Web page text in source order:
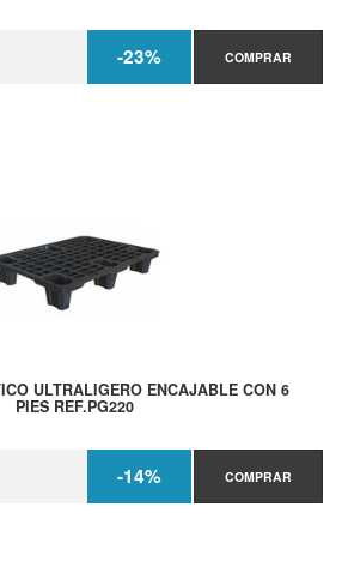
-23% COMPRAR
ULTRALIGERO ENCAJABLE CON 6
PIES REF.PG220
-14% COMPRAR